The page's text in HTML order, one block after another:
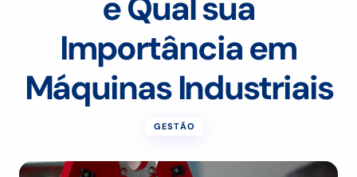
Importância em
Máquinas Industriais
GESTÃO